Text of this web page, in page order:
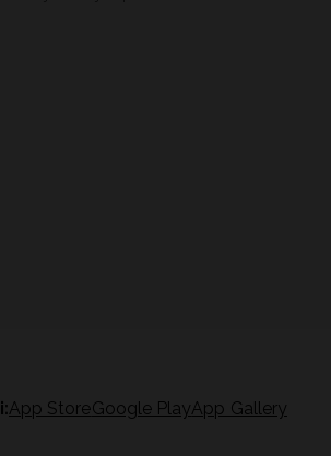
App StoreGoogle PlayApp Gallery